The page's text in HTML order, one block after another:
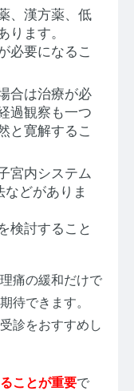
、漢方薬、低
ります。
必要になるこ
合は治療が必
過観察も一つ
と寛解するこ
宮内システム
などがありま
検討すること
痛の緩和だけで
待できます。
診をおすすめし
ことが重要で